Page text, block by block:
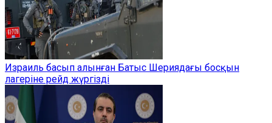
Израиль басып алынған Батыс Шериядағы босқын
лагеріне рейд жүргізді